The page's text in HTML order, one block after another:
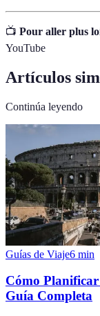
📺 Pour aller plus
YouTube
Artículos
Continúa leyendo
Guías de Viaje6 min
Cómo
Guía Completa